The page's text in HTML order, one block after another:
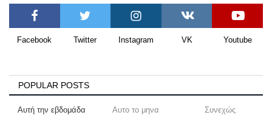
Facebook Twitter Instagram VK Youtube
POPULAR POSTS
Αυτή την εβδομάδα Αυτο το μηνα Συνεχώς